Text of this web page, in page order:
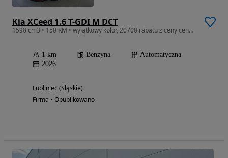
Kia XCeed 1.6 T-GDI M DCT
1598 cm3 • 150 KM • wyjątkowy kolor, 20700 rabatu z ceny cennikowej
1 km Benzyna
Automatyczna
2026
Lubliniec (Śląskie)
Firma • Opublikowano